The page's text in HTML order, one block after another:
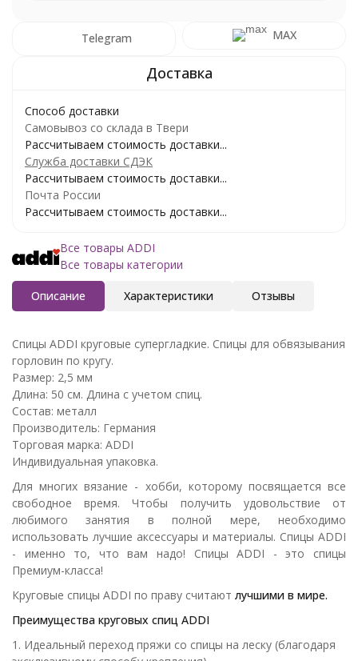
Telegram MAX
Способ доставки
Самовывоз со склада в Твери
Рассчитываем стоимость доставки...
Служба доставки СДЭК
Рассчитываем стоимость доставки...
Почта России
Рассчитываем стоимость доставки...
Все товары ADDI
Все товары категории
Описание Характеристики Отзывы
Спицы ADDI круговые супергладкие. Спицы для обвязывания
горловин по кругу.
Размер: 2,5 мм
Длина: 50 см. Длина с учетом спиц.
Состав: металл
Производитель: Германия
Торговая марка: ADDI
Индивидуальная упаковка.
Для многих вязание - хобби, которому посвящается все
свободное время. Чтобы получить удовольствие от
любимого занятия в полной мере, необходимо
использовать лучшие аксессуары и материалы. Спицы ADDI
- именно то, что вам надо! Спицы ADDI - это спицы
Премиум-класса!
Круговые спицы ADDI по праву считают лучшими в мире.
Преимущества круговых спиц ADDI
1. Идеальный переход пряжи со спицы на леску (благодаря